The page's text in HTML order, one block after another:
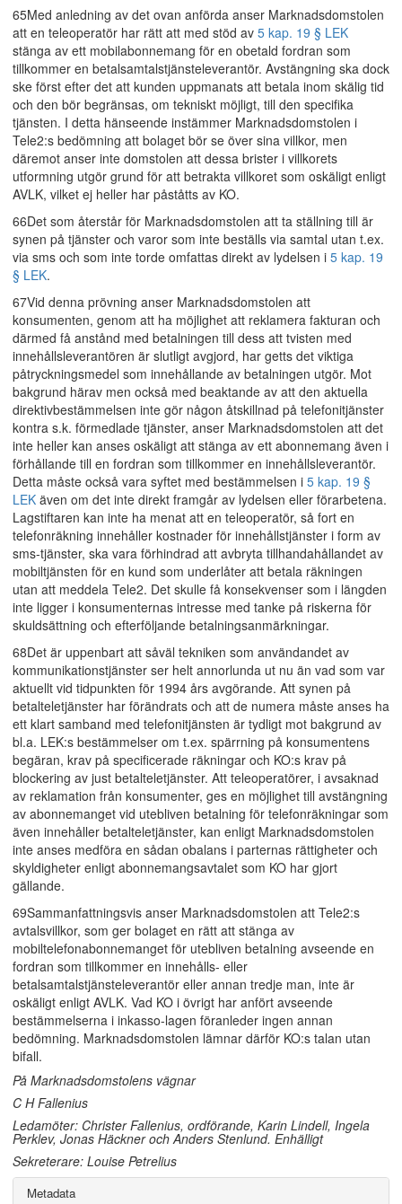
65Med anledning av det ovan anförda anser Marknadsdomstolen
att en teleoperatör har rätt att med stöd av 5 kap. 19 § LEK
stänga av ett mobilabonnemang för en obetald fordran som
tillkommer en betalsamtalstjänsteleverantör. Avstängning ska dock
ske först efter det att kunden uppmanats att betala inom skälig tid
och den bör begränsas, om tekniskt möjligt, till den specifika
tjänsten. I detta hänseende instämmer Marknadsdomstolen i
Tele2:s bedömning att bolaget bör se över sina villkor, men
däremot anser inte domstolen att dessa brister i villkorets
utformning utgör grund för att betrakta villkoret som oskäligt enligt
AVLK, vilket ej heller har påståtts av KO.
66Det som återstår för Marknadsdomstolen att ta ställning till är
synen på tjänster och varor som inte beställs via samtal utan t.ex.
via sms och som inte torde omfattas direkt av lydelsen i 5 kap. 19
§ LEK.
67Vid denna prövning anser Marknadsdomstolen att
konsumenten, genom att ha möjlighet att reklamera fakturan och
därmed få anstånd med betalningen till dess att tvisten med
innehållsleverantören är slutligt avgjord, har getts det viktiga
påtryckningsmedel som innehållande av betalningen utgör. Mot
bakgrund härav men också med beaktande av att den aktuella
direktivbestämmelsen inte gör någon åtskillnad på telefonitjänster
kontra s.k. förmedlade tjänster, anser Marknadsdomstolen att det
inte heller kan anses oskäligt att stänga av ett abonnemang även i
förhållande till en fordran som tillkommer en innehållsleverantör.
Detta måste också vara syftet med bestämmelsen i 5 kap. 19 §
LEK även om det inte direkt framgår av lydelsen eller förarbetena.
Lagstiftaren kan inte ha menat att en teleoperatör, så fort en
telefonräkning innehåller kostnader för innehållstjänster i form av
sms-tjänster, ska vara förhindrad att avbryta tillhandahållandet av
mobiltjänsten för en kund som underlåter att betala räkningen
utan att meddela Tele2. Det skulle få konsekvenser som i längden
inte ligger i konsumenternas intresse med tanke på riskerna för
skuldsättning och efterföljande betalningsanmärkningar.
68Det är uppenbart att såväl tekniken som användandet av
kommunikationstjänster ser helt annorlunda ut nu än vad som var
aktuellt vid tidpunkten för 1994 års avgörande. Att synen på
betalteletjänster har förändrats och att de numera måste anses ha
ett klart samband med telefonitjänsten är tydligt mot bakgrund av
bl.a. LEK:s bestämmelser om t.ex. spärrning på konsumentens
begäran, krav på specificerade räkningar och KO:s krav på
blockering av just betalteletjänster. Att teleoperatörer, i avsaknad
av reklamation från konsumenter, ges en möjlighet till avstängning
av abonnemanget vid utebliven betalning för telefonräkningar som
även innehåller betalteletjänster, kan enligt Marknadsdomstolen
inte anses medföra en sådan obalans i parternas rättigheter och
skyldigheter enligt abonnemangsavtalet som KO har gjort
gällande.
69Sammanfattningsvis anser Marknadsdomstolen att Tele2:s
avtalsvillkor, som ger bolaget en rätt att stänga av
mobiltelefonabonnemanget för utebliven betalning avseende en
fordran som tillkommer en innehålls- eller
betalsamtalstjänsteleverantör eller annan tredje man, inte är
oskäligt enligt AVLK. Vad KO i övrigt har anfört avseende
bestämmelserna i inkasso-lagen föranleder ingen annan
bedömning. Marknadsdomstolen lämnar därför KO:s talan utan
bifall.
På Marknadsdomstolens vägnar
C H Fallenius
Ledamöter: Christer Fallenius, ordförande, Karin Lindell, Ingela
Perklev, Jonas Häckner och Anders Stenlund. Enhälligt
Sekreterare: Louise Petrelius
Metadata